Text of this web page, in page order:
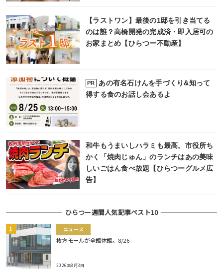
【ラストワン】最後の1邸を引き当てる
のは誰？高橋開発の完成済・即入居可の
お家まとめ【ひらつー不動産】
PR
あの有名石けんを手づくり&知って
得する食のお話し会あるよ
和牛もうまいしハラミも最高。市役所ち
かく「焼肉じゅん」のランチはあの美味
しいごはん食べ放題【ひらつーグルメ広
告】
ひらつー週間人気記事ベスト10
ニュース
枚方モールが全館休館。8/26
2026年8月3日